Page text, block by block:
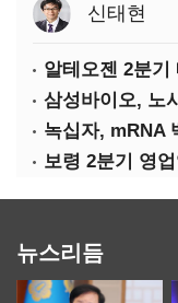
신태현
알테오젠 2분
삼성바이오, 노
녹십자, mRNA
보령 2분기 영
뉴스리듬